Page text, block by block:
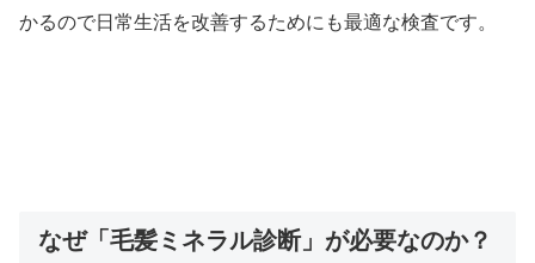
かるので日常生活を改善するためにも最適な検査です。
なぜ「毛髪ミネラル診断」が必要なのか？